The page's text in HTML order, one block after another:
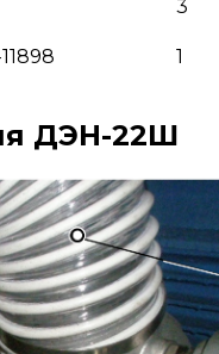
3
1
ДЭН-22Ш